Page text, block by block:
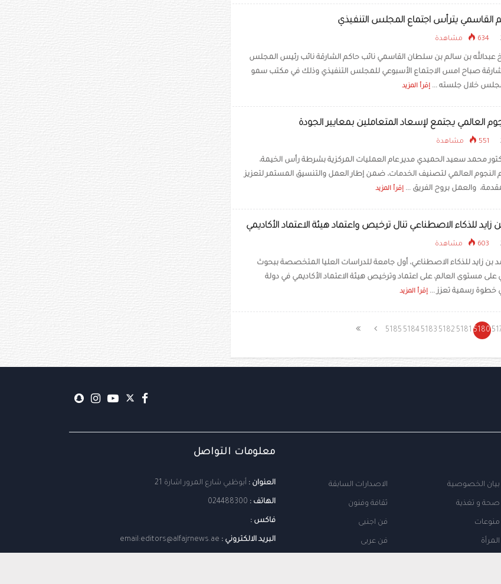
القاسمي يترأس اجتماع المجلس التنفيذي
634 مشاهدة
بن سالم بن سلطان القاسمي نائب حاكم الشارقة نائب رئيس المجلس
الشارقة صباح امس الاجتماع الأسبوعي للمجلس التنفيذي وذلك في مكتب سمو
خلال جلسته ... إقرأ المزيد
العالمي يجتمع لإسعاد المتعاملين بمعايير الجودة
551 مشاهدة
محمد سعيد الحميدي مدير عام العمليات المركزية بشرطة رأس الخيمة،
النجوم العالمي لتصنيف الخدمات، ضمن إطار العمل والتنسيق المستمر لتعزيز
والعمل بروح الفريق ... إقرأ المزيد
للذكاء الاصطناعي تنال ترخيص واعتماد هيئة الاعتماد الأكاديمي
603 مشاهدة
زايد للذكاء الاصطناعي، أول جامعة للدراسات العليا المتخصصة ببحوث
على مستوى العالم، على اعتماد وترخيص هيئة الاعتماد الأكاديمي في دولة
خطوة رسمية تعزز ... إقرأ المزيد
5180
5181
5182
5183
5184
5185
بيان الخصوصية
صحة و تغذية
منوعات
المرأة
الاصدارات السابقة
ثقافة وفنون
فن اجنبى
فن عربى
معلومات التواصل
العنوان : أبوظبي شارع المرور اشارة 21
الهاتف : 024488300
فاكس :
البريد الالكتروني : email:editors@alfajrnews.ae